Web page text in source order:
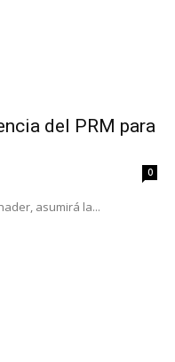
del PRM para
0
asumirá la...